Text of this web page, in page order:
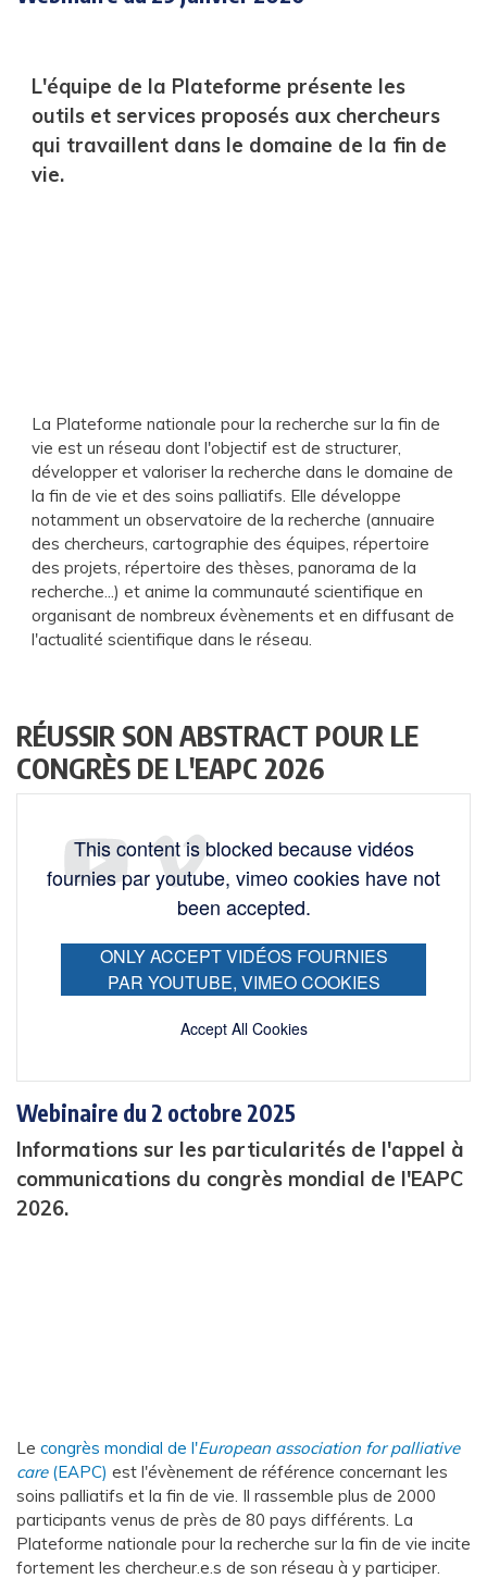
L'équipe de la Plateforme présente les
outils et services proposés aux chercheurs
qui travaillent dans le domaine de la fin de
vie.
La Plateforme nationale pour la recherche sur la fin de
vie est un réseau dont l'objectif est de structurer,
développer et valoriser la recherche dans le domaine de
la fin de vie et des soins palliatifs. Elle développe
notamment un observatoire de la recherche (annuaire
des chercheurs, cartographie des équipes, répertoire
des projets, répertoire des thèses, panorama de la
recherche...) et anime la communauté scientifique en
organisant de nombreux évènements et en diffusant de
l'actualité scientifique dans le réseau.
RÉUSSIR SON ABSTRACT POUR LE
CONGRÈS DE L'EAPC 2026
This content is blocked because vidéos
fournies par youtube, vimeo cookies have not
been accepted.
ONLY ACCEPT VIDÉOS FOURNIES
PAR YOUTUBE, VIMEO COOKIES
Accept All Cookies
Webinaire du 2 octobre 2025
Informations sur les particularités de l'appel à
communications du congrès mondial de l'EAPC
2026.
Le congrès mondial de l'European association for palliative
care(EAPC) est l'évènement de référence concernant les
soins palliatifs et la fin de vie. Il rassemble plus de 2000
participants venus de près de 80 pays différents. La
Plateforme nationale pour la recherche sur la fin de vie incite
fortement les chercheur.e.s de son réseau à y participer.